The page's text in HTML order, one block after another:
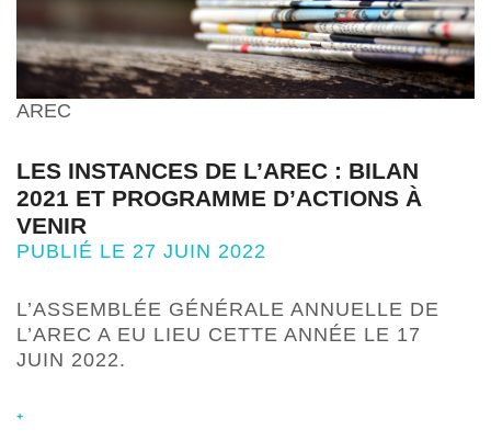
AREC
LES INSTANCES DE L’AREC : BILAN
2021 ET PROGRAMME D’ACTIONS À
VENIR
PUBLIÉ LE 27 JUIN 2022
L’ASSEMBLÉE GÉNÉRALE ANNUELLE DE
L’AREC A EU LIEU CETTE ANNÉE LE 17
JUIN 2022.
+